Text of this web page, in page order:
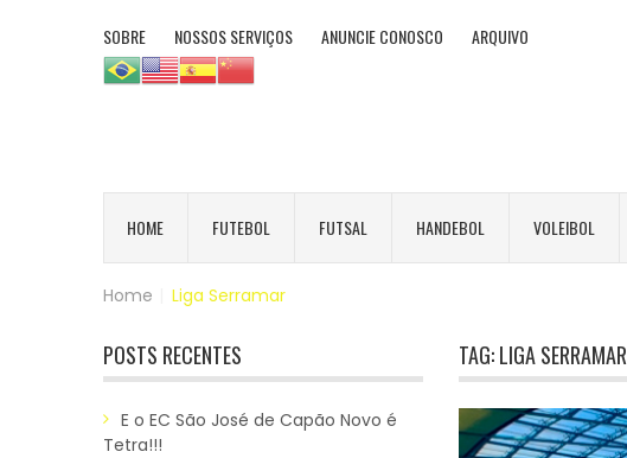
SOBRE NOSSOS SERVIÇOS ANUNCIE CONOSCO ARQUIVO
HOME FUTEBOL FUTSAL HANDEBOL VOLEIBOL
Home Liga Serramar
POSTS RECENTES
E o EC São José de Capão Novo é
Tetra!!!
TAG:LIGA SERRAMAR